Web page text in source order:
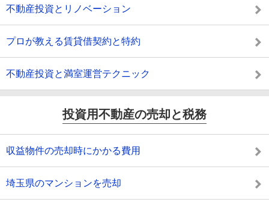
不動産投資とリノベーション
プロが教える賃貸借契約と特約
不動産投資と満室運営テクニック
投資用不動産の売却と税務
収益物件の売却時にかかる費用
埼玉県のマンションを売却